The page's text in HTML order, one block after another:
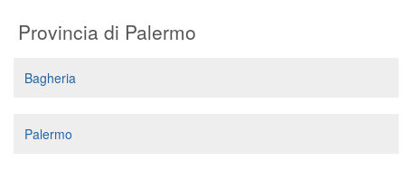
Provincia di Palermo
Bagheria
Palermo